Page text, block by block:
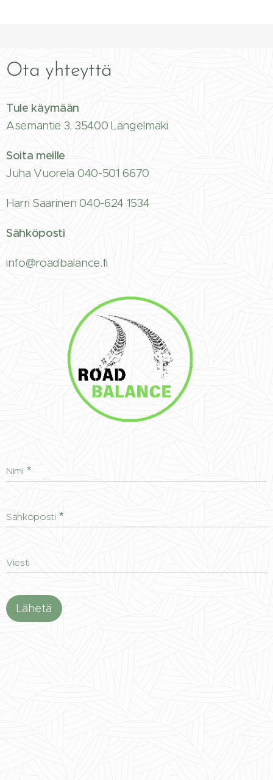
Ota yhteyttä
Tule käymään
Asemantie 3, 35400 Längelmäki
Soita meille
Juha Vuorela 040-501 6670
Harri Saarinen 040-624 1534
Sähköposti
info@roadbalance.fi
Nimi
Sähköposti
Viesti
Lähetä